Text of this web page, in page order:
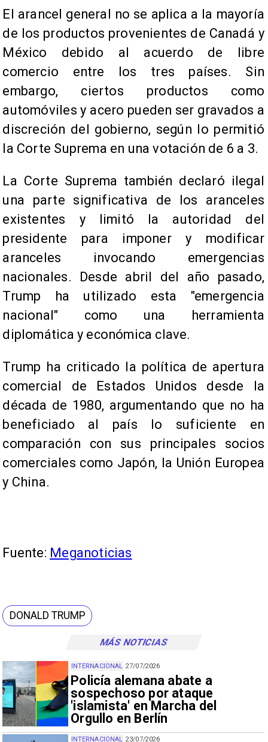
MÁS NOTICIAS
27/07/2026
Policía alemana abate a
sospechoso por ataque
'islamista' en Marcha del
Orgullo en Berlín
INTERNACIONAL
23/07/2026
INTERNACIONAL
El arancel general no se aplica a la mayoría
de los productos provenientes de Canadá y
México debido al acuerdo de libre
comercio entre los tres países. Sin
embargo, ciertos productos como
automóviles y acero pueden ser gravados a
discreción del gobierno, según lo permitió
la Corte Suprema en una votación de 6 a 3.
La Corte Suprema también declaró ilegal
una parte significativa de los aranceles
existentes y limitó la autoridad del
presidente para imponer y modificar
aranceles invocando emergencias
nacionales. Desde abril del año pasado,
Trump ha utilizado esta "emergencia
nacional" como una herramienta
diplomática y económica clave.
Trump ha criticado la política de apertura
comercial de Estados Unidos desde la
década de 1980, argumentando que no ha
beneficiado al país lo suficiente en
comparación con sus principales socios
comerciales como Japón, la Unión Europea
y China.
Fuente: Meganoticias
DONALD TRUMP